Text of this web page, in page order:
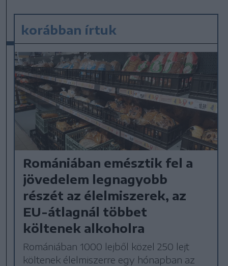
korábban írtuk
Romániában emésztik fel a
jövedelem legnagyobb
részét az élelmiszerek, az
EU-átlagnál többet
költenek alkoholra
Romániában 1000 lejből közel 250 lejt
költenek élelmiszerre egy hónapban az